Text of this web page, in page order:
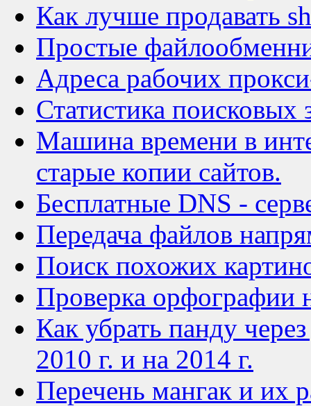
Как лучше продавать
Простые
Адреса рабочих
Статистика поисковых
Машина времени в
старые копии сайтов.
Бесплатные DNS -
Передача файлов
Поиск похожих
Проверка орфографии
Как убрать панду
2010 г. и на 2014 г.
Перечень мангак и их